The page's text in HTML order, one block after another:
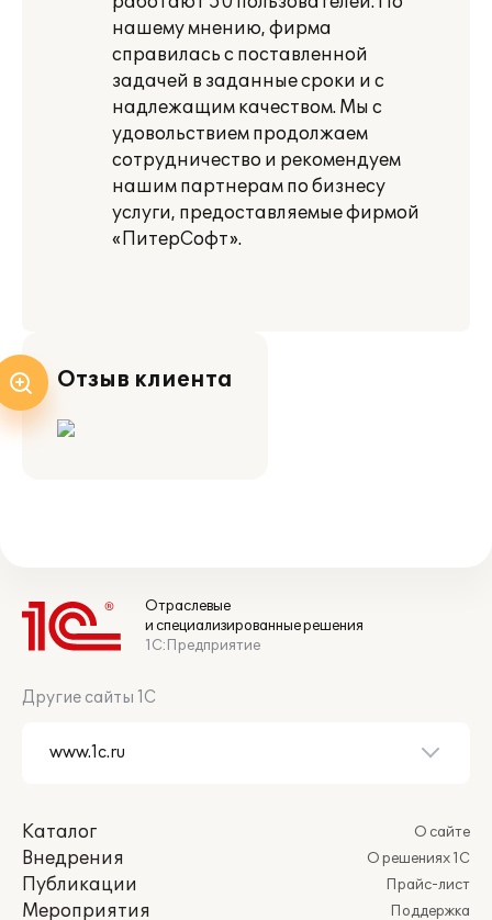
нашему мнению, фирма
справилась с поставленной
задачей в заданные сроки и с
надлежащим качеством. Мы с
удовольствием продолжаем
сотрудничество и рекомендуем
нашим партнерам по бизнесу
услуги, предоставляемые фирмой
«ПитерСофт».
Отзыв клиента
Отраслевые
и специализированные решения
1С:Предприятие
Другие сайты 1С
Каталог
Внедрения
Публикации
Мероприятия
О сайте
О решениях 1С
Прайс-лист
Поддержка